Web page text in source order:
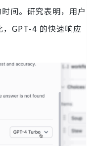
间。研究表明，用户
GPT-4 的快速响应